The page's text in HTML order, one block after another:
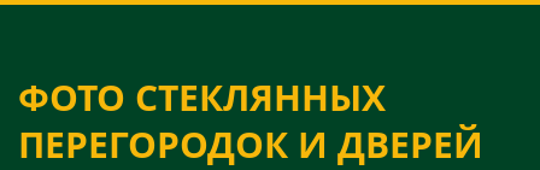
ФОТО СТЕКЛЯННЫХ
ПЕРЕГОРОДОК И ДВЕРЕЙ